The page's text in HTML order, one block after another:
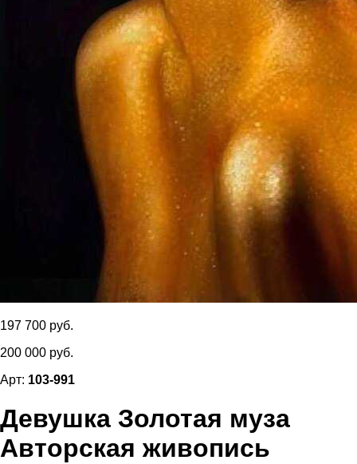
197 700 руб.
200 000 руб.
Арт: 103-991
Девушка Золотая муза
Авторская живопись